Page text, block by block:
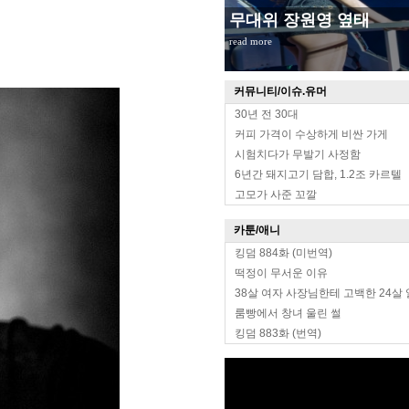
무대위 장원영 옆태
read more
커뮤니티/이슈.유머
30년 전 30대
커피 가격이 수상하게 비싼 가게
시험치다가 무발기 사정함
6년간 돼지고기 담합, 1.2조 카르텔
고모가 사준 꼬깔
카툰/애니
킹덤 884화 (미번역)
떡정이 무서운 이유
38살 여자 사장님한테 고백한 24살
룸빵에서 창녀 울린 썰
킹덤 883화 (번역)